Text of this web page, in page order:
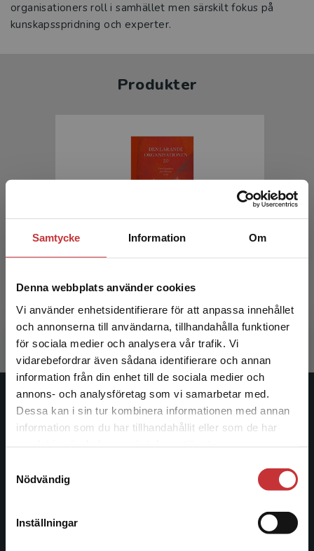
Samtycke Information Om
Denna webbplats använder cookies
Vi använder enhetsidentifierare för att anpassa innehållet
och annonserna till användarna, tillhandahålla funktioner
för sociala medier och analysera vår trafik. Vi
vidarebefordrar även sådana identifierare och annan
information från din enhet till de sociala medier och
annons- och analysföretag som vi samarbetar med.
Dessa kan i sin tur kombinera informationen med annan
information som du har tillhandahållit eller som de har
Nödvändig
Inställningar
Begränsad fraktregion
Det verkar som att du besöker
studentlitteratur.se via en enhet utanför Sverige.
Vi erbjuder inte leveranser utanför Sverige. För
att kunna slutföra ett köp måste
organisationers roll i samhället men särskilt fokus på
kunskapsspridning och experter.
Produkter
Den lärande organisationen 2.0
Granberg, O - Ohlsson, J (red.)
378 krinkl. moms
Exkl. moms: 357 kr
Studentlitteratur
facklitteratur, utbildningar och digitala
informationstjänster i utbudet, finns Studentlitteratur med